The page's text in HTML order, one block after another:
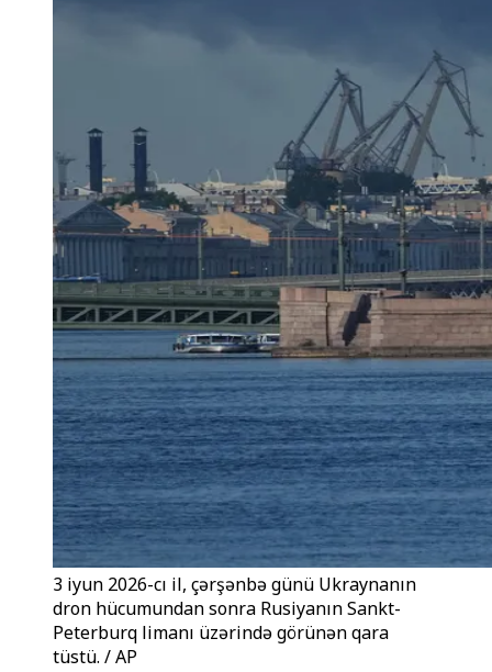
3 iyun 2026-cı il, çərşənbə günü Ukraynanın
dron hücumundan sonra Rusiyanın Sankt-
Peterburq limanı üzərində görünən qara
tüstü. / AP